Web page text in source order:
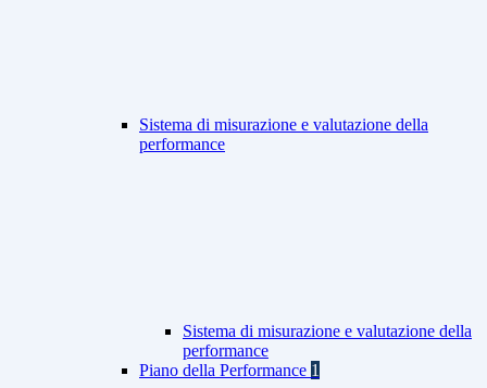
Sistema di misurazione e valutazione della
performance
Sistema di misurazione e valutazione della
performance
Piano della Performance 1